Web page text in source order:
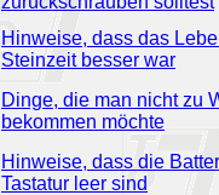
Hinweise, dass das
Steinzeit besser war
Dinge, die man nicht zu
bekommen möchte
Hinweise, dass die
Tastatur leer sind